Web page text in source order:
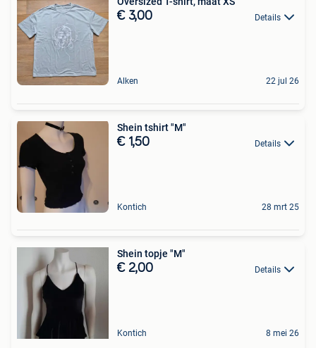
€ 3,00 Details
Alken 22 jul 26
Shein tshirt "M"
€ 1,50 Details
Kontich 28 mrt 25
Shein topje "M"
€ 2,00 Details
Kontich 8 mei 26